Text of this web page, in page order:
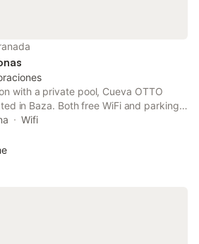
with a private pool, Cueva OTTO
in Baza. Both free WiFi and parking
the villa free of charge. The villa
and a tour desk.
Wifi